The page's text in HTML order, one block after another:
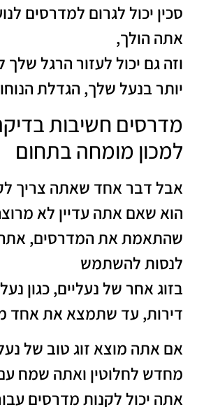
סכין יכול לגרום למדרסים
אתה הולך,
וזה גם יכול לעזור הרגל שלך
יותר בנעל שלך, הגדלת
מדרסים חשיבות
למכון מומחה בתחום
אבל דבר אחד שאתה צריך
הוא שאם אתה עדיין לא
שהתאמת את המדרסים, אתה
לנסות להשתמש
בזוג אחר של נעליים, כגון
דירות, עד שתמצא את אחד
אם אתה מוצא זוג טוב של
מחדש לחלוטין ואתה שמח
אתה יכול לקנות מדרסים